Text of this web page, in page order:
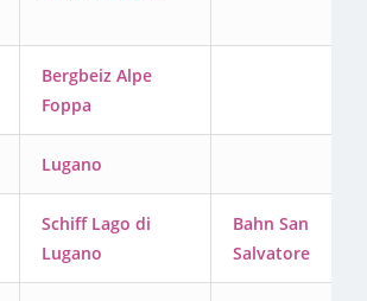
Bergbeiz Alpe
Foppa
Lugano
Schiff Lago di
Lugano
Bahn San
Salvatore